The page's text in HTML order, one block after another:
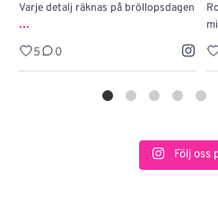
Varje detalj räknas på bröllopsdagen
...
5 0
Följ oss